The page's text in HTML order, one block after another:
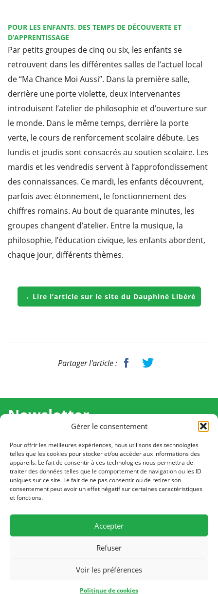
Gérer le consentement
Pour offrir les meilleures expériences, nous utilisons des technologies
telles que les cookies pour stocker et/ou accéder aux informations des
appareils. Le fait de consentir à ces technologies nous permettra de
traiter des données telles que le comportement de navigation ou les ID
uniques sur ce site. Le fait de ne pas consentir ou de retirer son
consentement peut avoir un effet négatif sur certaines caractéristiques
et fonctions.
Accepter
Refuser
Voir les préférences
Politique de cookies
POUR LES ENFANTS, DES TEMPS DE DÉCOUVERTE ET
D’APPRENTISSAGE
Par petits groupes de cinq ou six, les enfants se
retrouvent dans les différentes salles de l’actuel local
de “Ma Chance Moi Aussi”. Dans la première salle,
derrière une porte violette, deux intervenantes
introduisent l’atelier de philosophie et d’ouverture sur
le monde. Dans le même temps, derrière la porte
verte, le cours de renforcement scolaire débute. Les
lundis et jeudis sont consacrés au soutien scolaire. Les
mardis et les vendredis servent à l’approfondissement
des connaissances. Ce mardi, les enfants découvrent,
parfois avec étonnement, le fonctionnement des
chiffres romains. Au bout de quarante minutes, les
groupes changent d’atelier. Entre la musique, la
philosophie, l’éducation civique, les enfants abordent,
chaque jour, différents thèmes.
→ Lire l’article sur le site du Dauphiné Libéré
Partager l'article :
Newsletter
Recevez l'actualité de Ma Chance Moi Aussi pour en
savoir plus sur nos temps forts et nos résultats.
Cliquez pour vous inscrire
© 2026 Ma Chance Moi Aussi